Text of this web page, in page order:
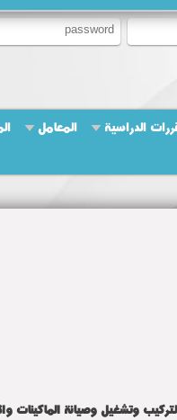
الدراسية المعامل
والتصنيع والتركيب وتشغيل وصيانة